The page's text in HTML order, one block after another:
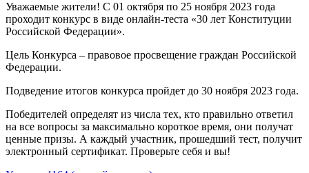
Уважаемые жители! С 01 октября по 25 ноября 2023 года
проходит конкурс в виде онлайн-теста «30 лет Конституции
Российской Федерации».
Цель Конкурса – правовое просвещение граждан Российской
Федерации.
Подведение итогов конкурса пройдет до 30 ноября 2023 года.
Победителей определят из числа тех, кто правильно ответил
на все вопросы за максимально короткое время, они получат
ценные призы. А каждый участник, прошедший тест, получит
электронный сертификат. Проверьте себя и вы!